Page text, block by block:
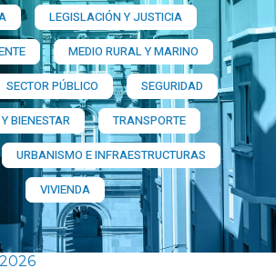
LEGISLACIÓN Y JUSTICIA
MEDIO RURAL Y MARINO
SECTOR PÚBLICO
SEGURIDAD
BIENESTAR
TRANSPORTE
URBANISMO E INFRAESTRUCTURAS
VIVIENDA